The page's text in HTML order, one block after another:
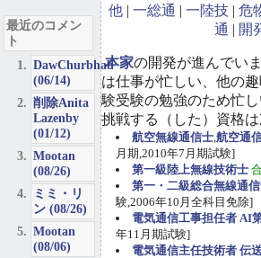
他 | 一総通 | 一陸技 | 危
通 | 開
本家の開発が進んでい
は仕事が忙しい、他の
験受験の勉強のため忙し
挑戦する（した）資格は
航空無線通信士,航空通
月期,2010年7月期試験]
第一級陸上無線技術士
第一・二級総合無線通
験,2006年10月全科目免除]
電気通信工事担任者 AI
年11月期試験]
電気通信主任技術者 伝
最近のコメン
ト
DawChurbhab
(06/14)
削除Anita
Lazenby
(01/12)
Mootan
(08/26)
ミミ・リ
ン (08/26)
Mootan
(08/06)